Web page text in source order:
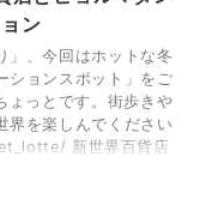
ン
」、今回はホットな冬
ションスポット」をご
ょっとです。街歩きや
界を楽しんでください
新世界百貨店